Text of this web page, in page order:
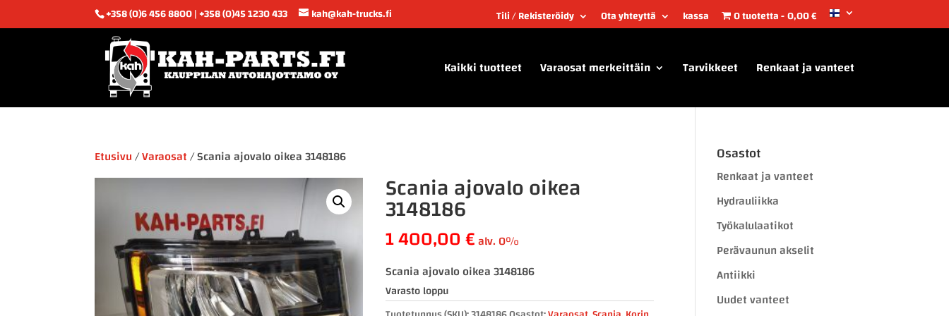
+358 (0)6 456 8800 | +358 (0)45 1230 433 kah@kah-trucks.fi Tili / Rekisteröidy Ota yhteyttä kassa 0 tuotetta 0,00 €
Kaikki tuotteet Varaosat merkeittäin Tarvikkeet Renkaat ja vanteet
Etusivu/Varaosat/ Scania ajovalo oikea 3148186
Scania ajovalo oikea
3148186
1 400,00€alv. 0%
Scania ajovalo oikea 3148186
Varasto loppu
Osastot
Renkaat ja vanteet
Hydrauliikka
Työkalulaatikot
Perävaunun akselit
Antiikki
Uudet vanteet